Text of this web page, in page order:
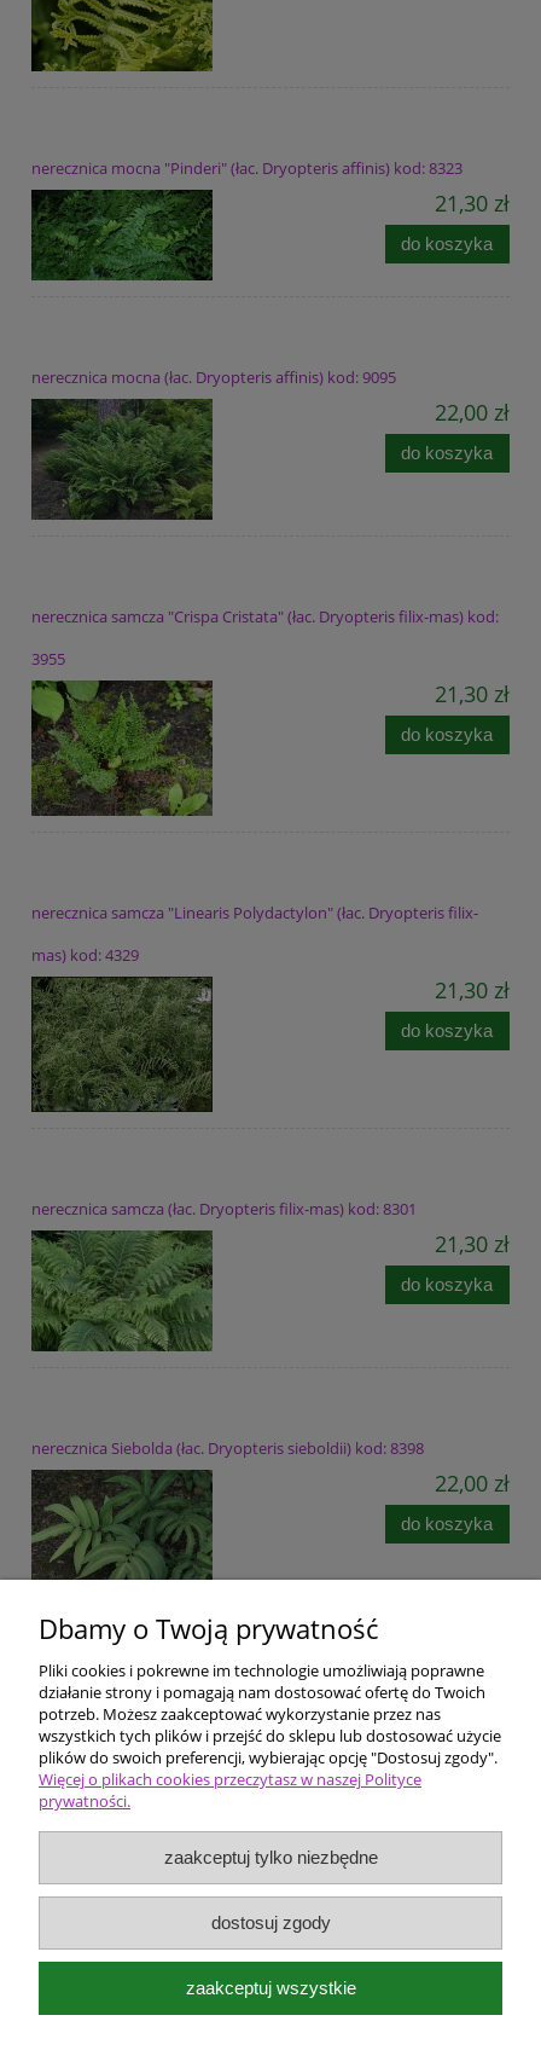
nerecznica mocna "Pinderi" (łac. Dryopteris affinis) kod: 8323
21,30 zł
do koszyka
nerecznica mocna (łac. Dryopteris affinis) kod: 9095
22,00 zł
do koszyka
nerecznica samcza "Crispa Cristata" (łac. Dryopteris filix-mas) kod:
3955
21,30 zł
do koszyka
nerecznica samcza "Linearis Polydactylon" (łac. Dryopteris filix-
mas) kod: 4329
21,30 zł
do koszyka
nerecznica samcza (łac. Dryopteris filix-mas) kod: 8301
21,30 zł
do koszyka
nerecznica Siebolda (łac. Dryopteris sieboldii) kod: 8398
22,00 zł
do koszyka
Pomoc
Dostawa i płatności
Ceny i rodzaje zakupów
O firmie
Kokotów 574
32-002 Węgrzce Wielkie k/Krakowa
Dbamy o Twoją prywatność
Pliki cookies i pokrewne im technologie umożliwiają poprawne
działanie strony i pomagają nam dostosować ofertę do Twoich
potrzeb. Możesz zaakceptować wykorzystanie przez nas
wszystkich tych plików i przejść do sklepu lub dostosować użycie
plików do swoich preferencji, wybierając opcję "Dostosuj zgody".
Więcej o plikach cookies przeczytasz w naszej Polityce
prywatności.
zaakceptuj tylko niezbędne
dostosuj zgody
zaakceptuj wszystkie